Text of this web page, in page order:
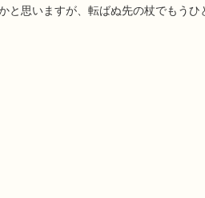
思いますが、転ばぬ先の杖でもうひ